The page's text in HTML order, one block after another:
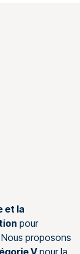
et la
pour
proposons
Vpour la